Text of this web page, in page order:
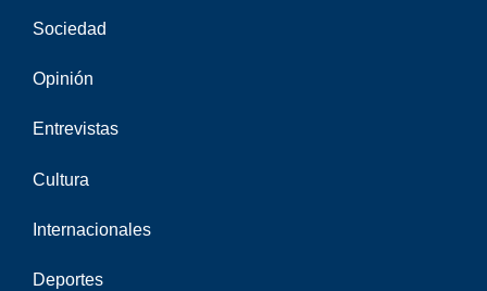
Sociedad
Opinión
Entrevistas
Cultura
Internacionales
Deportes